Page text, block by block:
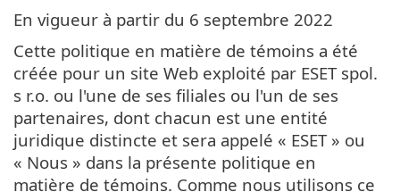
En vigueur à partir du 6 septembre 2022
Cette politique en matière de témoins a été
créée pour un site Web exploité par ESET spol.
s r.o. ou l'une de ses filiales ou l'un de ses
partenaires, dont chacun est une entité
juridique distincte et sera appelé « ESET » ou
« Nous » dans la présente politique en
matière de témoins. Comme nous utilisons ce